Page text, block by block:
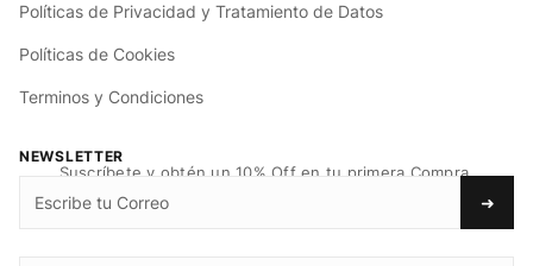
Políticas de Privacidad y Tratamiento de Datos
Políticas de Cookies
Terminos y Condiciones
NEWSLETTER
Suscríbete y obtén un 10% Off en tu primera Compra.
➜